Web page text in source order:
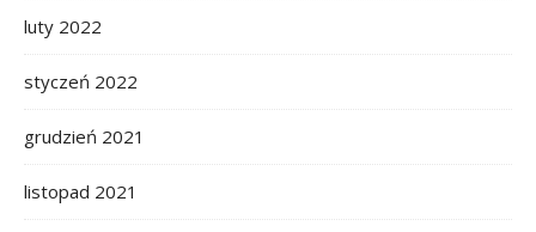
luty 2022
styczeń 2022
grudzień 2021
listopad 2021